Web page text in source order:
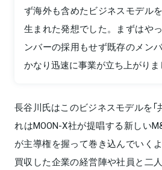
ず海外も含めたビジネスモデル
生まれた発想でした。まずはや
ンバーの採用もせず既存のメン
かなり迅速に事業が立ち上がりま
長谷川氏はこのビジネスモデルを「
れはMOON-X社が提唱する新しい
が主導権を握って巻き込んでいく
買収した企業の経営陣や社員と二